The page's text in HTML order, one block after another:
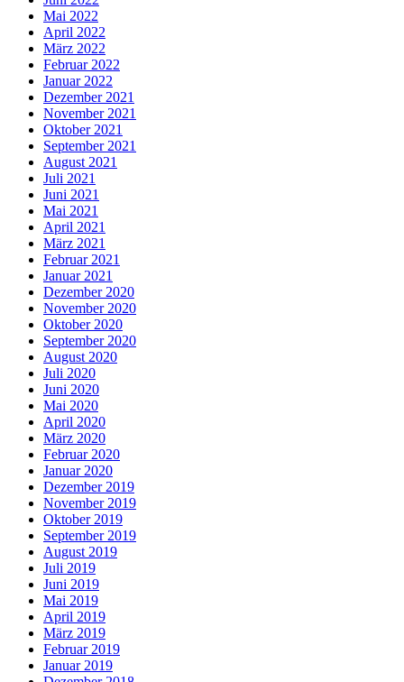
Mai 2022
April 2022
März 2022
Februar 2022
Januar 2022
Dezember 2021
November 2021
Oktober 2021
September 2021
August 2021
Juli 2021
Juni 2021
Mai 2021
April 2021
März 2021
Februar 2021
Januar 2021
Dezember 2020
November 2020
Oktober 2020
September 2020
August 2020
Juli 2020
Juni 2020
Mai 2020
April 2020
März 2020
Februar 2020
Januar 2020
Dezember 2019
November 2019
Oktober 2019
September 2019
August 2019
Juli 2019
Juni 2019
Mai 2019
April 2019
März 2019
Februar 2019
Januar 2019